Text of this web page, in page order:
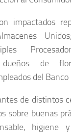
impactados
dueños de
del Banco
de distintos
sobre buenas
higiene